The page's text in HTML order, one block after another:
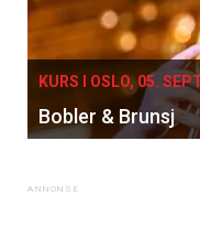
KURS I OSLO, 05.
Bobler & Brunsj